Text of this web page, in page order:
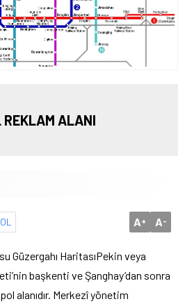
REKLAM ALANI
A+ A-
Güzergahı HaritasıPekin veya
başkenti ve Şanghay’dan sonra
alanıdır. Merkezî yönetim